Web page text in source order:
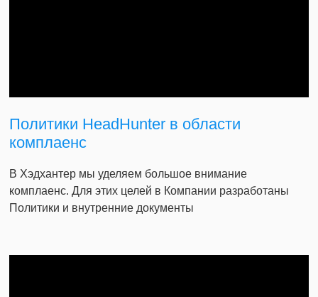
Политики HeadHunter в области
комплаенс
В Хэдхантер мы уделяем большое внимание
комплаенс. Для этих целей в Компании разработаны
Политики и внутренние документы